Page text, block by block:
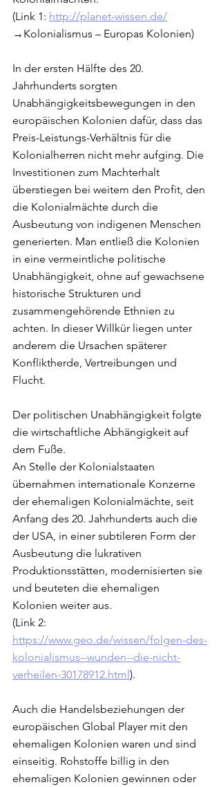
(Link 1: http://planet-wissen.de/
→Kolonialismus – Europas Kolonien)
In der ersten Hälfte des 20.
Jahrhunderts sorgten
Unabhängigkeitsbewegungen in den
europäischen Kolonien dafür, dass das
Preis-Leistungs-Verhältnis für die
Kolonialherren nicht mehr aufging. Die
Investitionen zum Machterhalt
überstiegen bei weitem den Profit, den
die Kolonialmächte durch die
Ausbeutung von indigenen Menschen
generierten. Man entließ die Kolonien
in eine vermeintliche politische
Unabhängigkeit, ohne auf gewachsene
historische Strukturen und
zusammengehörende Ethnien zu
achten. In dieser Willkür liegen unter
anderem die Ursachen späterer
Konfliktherde, Vertreibungen und
Flucht.
Der politischen Unabhängigkeit folgte
die wirtschaftliche Abhängigkeit auf
dem Fuße.
An Stelle der Kolonialstaaten
übernahmen internationale Konzerne
der ehemaligen Kolonialmächte, seit
Anfang des 20. Jahrhunderts auch die
der USA, in einer subtileren Form der
Ausbeutung die lukrativen
Produktionsstätten, modernisierten sie
und beuteten die ehemaligen
Kolonien weiter aus.
(Link 2:
https://www.geo.de/wissen/folgen-des-
kolonialismus--wunden--die-nicht-
verheilen-30178912.html).
Auch die Handelsbeziehungen der
europäischen Global Player mit den
ehemaligen Kolonien waren und sind
einseitig. Rohstoffe billig in den
ehemaligen Kolonien gewinnen oder